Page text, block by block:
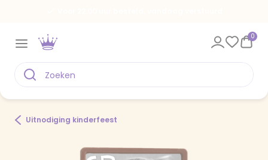
0
Uitnodiging kinderfeest